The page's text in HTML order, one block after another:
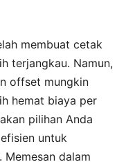
membuat cetak
terjangkau. Namun,
offset mungkin
hemat biaya per
pilihan Anda
untuk
Memesan dalam